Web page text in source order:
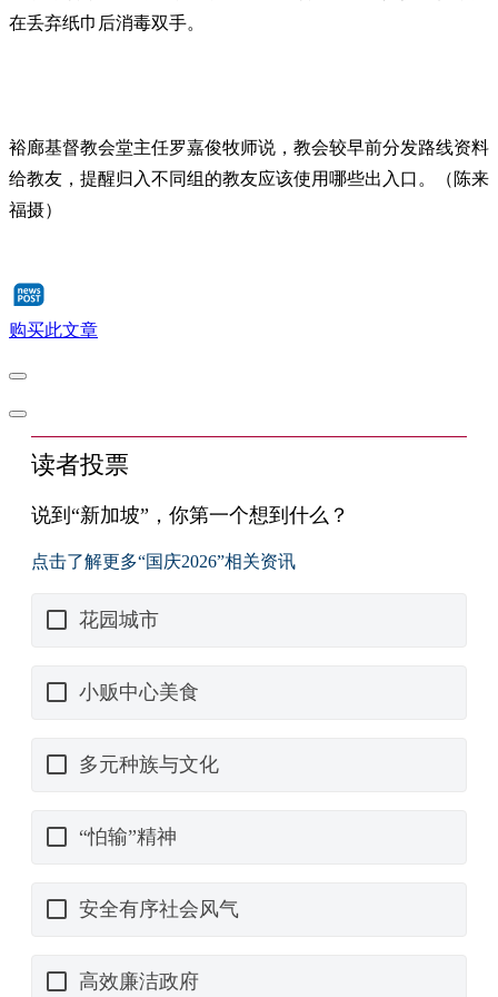
在丢弃纸巾后消毒双手。
裕廊基督教会堂主任罗嘉俊牧师说，教会较早前分发路线资料
给教友，提醒归入不同组的教友应该使用哪些出入口。（陈来
福摄）
购买此文章